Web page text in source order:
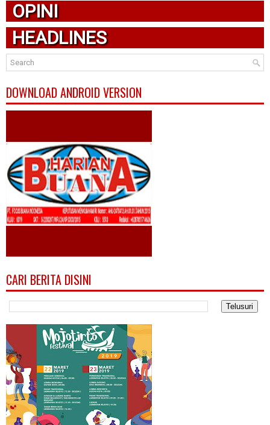
OPINI
HEADLINES
DOWNLOAD ANDROID VERSION
CARI BERITA DISINI